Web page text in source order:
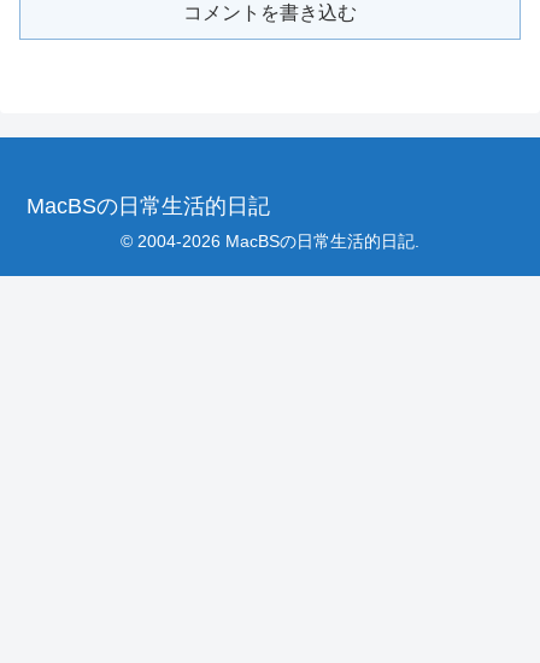
コメントを書き込む
MacBSの日常生活的日記
© 2004-2026 MacBSの日常生活的日記.